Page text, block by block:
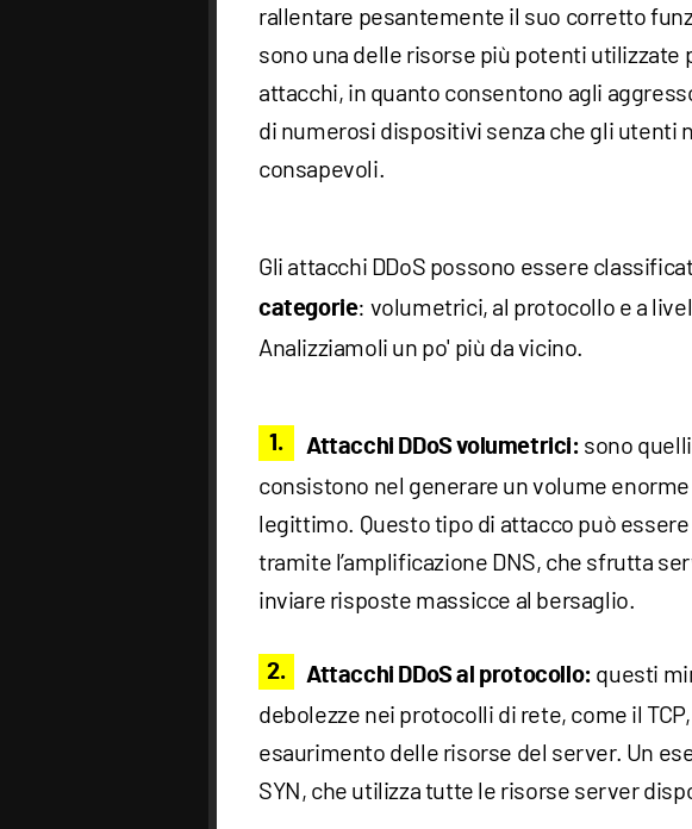
rallentare pesantemente il suo corretto
sono una delle risorse più potenti utilizzate
attacchi, in quanto consentono agli
di numerosi dispositivi senza che gli utenti
consapevoli.
Gli attacchi DDoS possono essere
categorie: volumetrici, al protocollo e a
Analizziamoli un po' più da vicino.
Attacchi DDoS volumetrici: sono
consistono nel generare un volume
legittimo. Questo tipo di attacco può
tramite l’amplificazione DNS, che sfrutta
inviare risposte massicce al bersaglio.
Attacchi DDoS al protocollo: questi
debolezze nei protocolli di rete, come il
esaurimento delle risorse del server. Un
SYN, che utilizza tutte le risorse server